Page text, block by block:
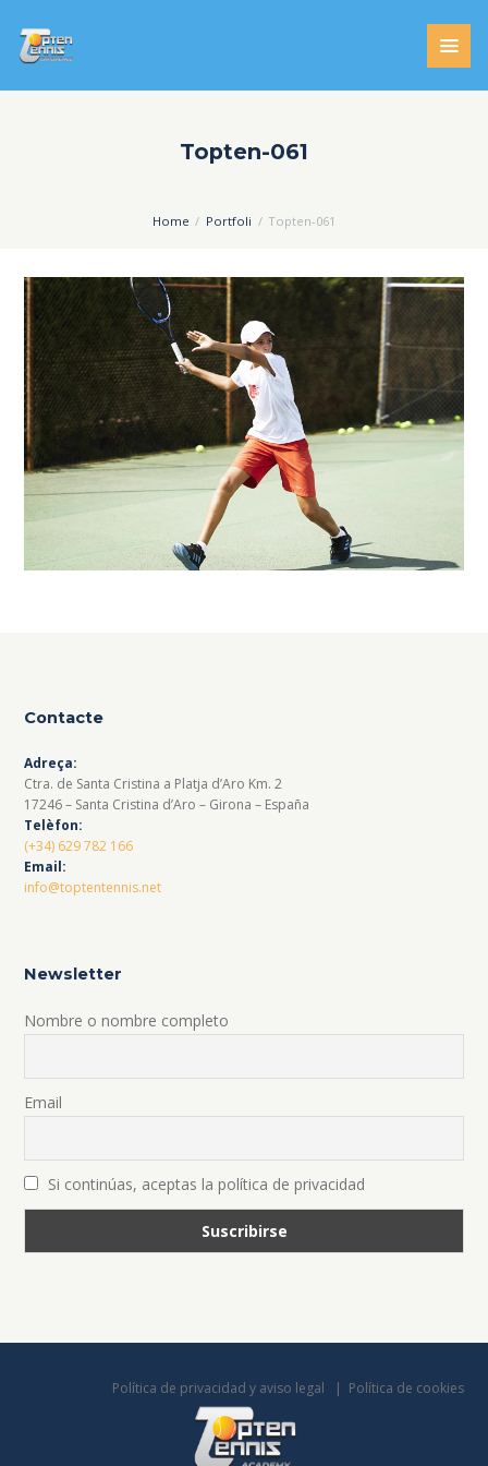
Topten-061
Home Portfoli Topten-061
Contacte
Adreça:
Ctra. de Santa Cristina a Platja d’Aro Km. 2
17246 – Santa Cristina d’Aro – Girona – España
Telèfon:
(+34) 629 782 166
Email:
info@toptentennis.net
Newsletter
Nombre o nombre completo
Email
Si continúas, aceptas la política de privacidad
Política de privacidad y aviso legal Política de cookies